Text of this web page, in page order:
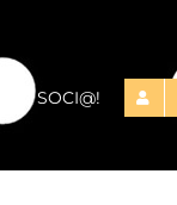
SOCI@!